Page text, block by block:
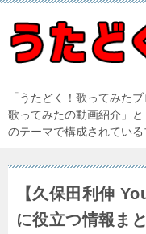
「うたどく！歌ってみた
歌ってみたの動画紹介」
のテーマで構成されている
【久保田利伸
に役立つ情報ま